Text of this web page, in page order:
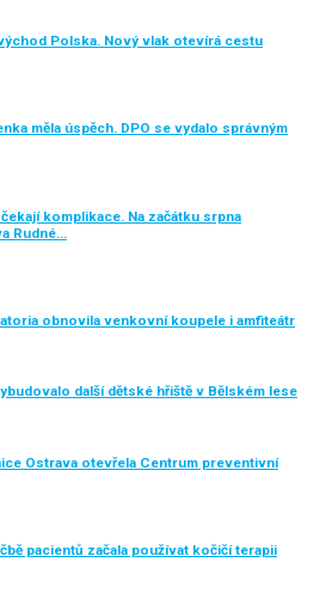
Polska. Nový vlak otevírá cestu
měla úspěch. DPO se vydalo správným
komplikace. Na začátku srpna
Rudné…
obnovila venkovní koupele i amfiteátr
další dětské hřiště v Bělském lese
Ostrava otevřela Centrum preventivní
pacientů začala používat kočičí terapii